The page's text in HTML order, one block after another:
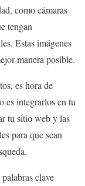
como cámaras
tengan
Estas imágenes
manera posible.
es hora de
es integrarlos en tu
tu sitio web y las
para que sean
clave